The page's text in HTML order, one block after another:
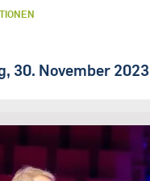
30. November 2023